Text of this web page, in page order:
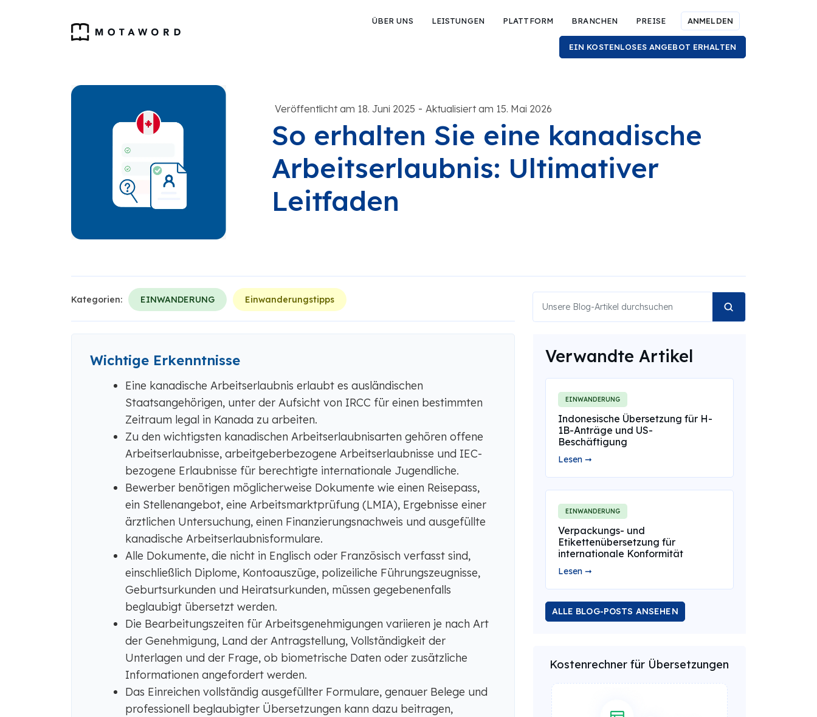
ÜBER UNS LEISTUNGEN PLATTFORM BRANCHEN PREISE ANMELDEN
EIN KOSTENLOSES ANGEBOT ERHALTEN
Veröffentlicht am 18. Juni 2025 - Aktualisiert am 15. Mai 2026
So erhalten Sie eine kanadische
Arbeitserlaubnis: Ultimativer
Leitfaden
Kategorien: EINWANDERUNG Einwanderungstipps
Wichtige Erkenntnisse
Eine kanadische Arbeitserlaubnis erlaubt es ausländischen
Staatsangehörigen, unter der Aufsicht von IRCC für einen bestimmten
Zeitraum legal in Kanada zu arbeiten.
Zu den wichtigsten kanadischen Arbeitserlaubnisarten gehören offene
Arbeitserlaubnisse, arbeitgeberbezogene Arbeitserlaubnisse und IEC-
bezogene Erlaubnisse für berechtigte internationale Jugendliche.
Bewerber benötigen möglicherweise Dokumente wie einen Reisepass,
ein Stellenangebot, eine Arbeitsmarktprüfung (LMIA), Ergebnisse einer
ärztlichen Untersuchung, einen Finanzierungsnachweis und ausgefüllte
kanadische Arbeitserlaubnisformulare.
Alle Dokumente, die nicht in Englisch oder Französisch verfasst sind,
einschließlich Diplome, Kontoauszüge, polizeiliche Führungszeugnisse,
Geburtsurkunden und Heiratsurkunden, müssen gegebenenfalls
beglaubigt übersetzt werden.
Die Bearbeitungszeiten für Arbeitsgenehmigungen variieren je nach Art
der Genehmigung, Land der Antragstellung, Vollständigkeit der
Unterlagen und der Frage, ob biometrische Daten oder zusätzliche
Informationen angefordert werden.
Das Einreichen vollständig ausgefüllter Formulare, genauer Belege und
professionell beglaubigter Übersetzungen kann dazu beitragen,
Verwandte Artikel
EINWANDERUNG
Indonesische Übersetzung für H-
1B-Anträge und US-
Beschäftigung
Lesen ➞
EINWANDERUNG
Verpackungs- und
Etikettenübersetzung für
internationale Konformität
Lesen ➞
ALLE BLOG-POSTS ANSEHEN
Kostenrechner für Übersetzungen